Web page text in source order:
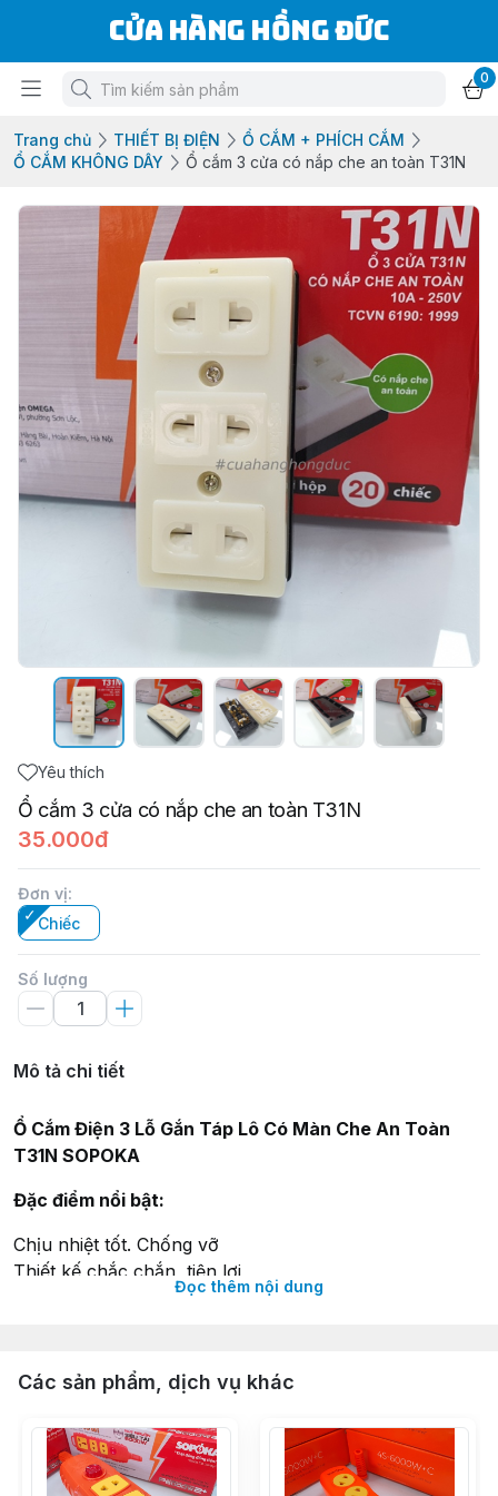
Cửa Hàng Hồng Đức
0
Trang chủ THIẾT BỊ ĐIỆN
Ổ CẮM + PHÍCH CẮM
Ổ CẮM KHÔNG DÂY
Ổ cắm 3 cửa có nắp che an toàn T31N
Yêu thích
Ổ cắm 3 cửa có nắp che an toàn T31N
35.000đ
Đơn vị:
Chiếc
Số lượng
Mô tả chi tiết
Ổ Cắm Điện 3 Lỗ Gắn Táp Lô Có Màn Che An Toàn
T31N SOPOKA
Đặc điểm nổi bật:
Chịu nhiệt tốt. Chống vỡ
Thiết kế chắc chắn, tiện lợi
Lỗ cắm có nắp che an toàn
Thân được làm từ nhựa ABS, có khả năng chịu va đập
Có đèn báo nguồn
Tiếp xúc đồng đàn hồi, có lò xo tăng lực kẹp.
Các thanh đồng dẫn điện gắn với các cực tiếp xúc
Đọc thêm nội dung
Các sản phẩm, dịch vụ khác